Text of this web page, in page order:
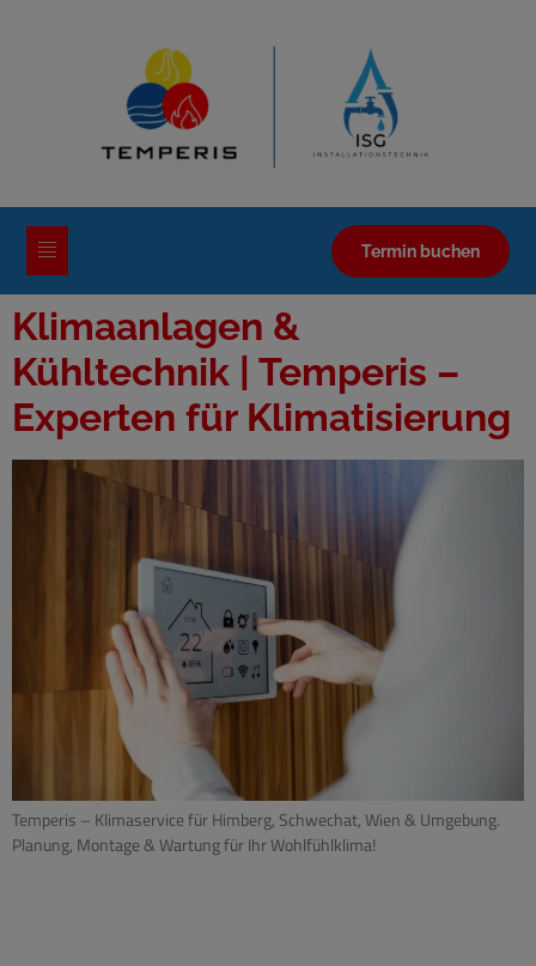
Termin buchen
Klimaanlagen &
Kühltechnik | Temperis –
Experten für Klimatisierung
Temperis – Klimaservice für Himberg, Schwechat, Wien & Umgebung.
Planung, Montage & Wartung für Ihr Wohlfühlklima!